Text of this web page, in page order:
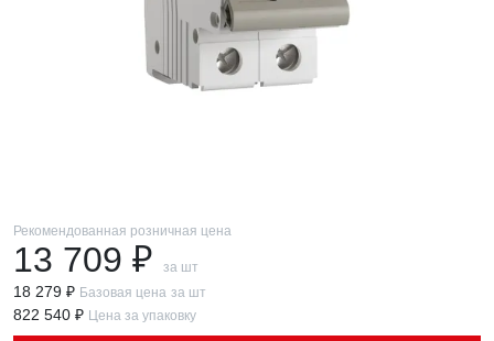
Рекомендованная розничная цена
13 709 ₽ за шт
18 279 ₽ Базовая цена за шт
822 540 ₽ Цена за упаковку